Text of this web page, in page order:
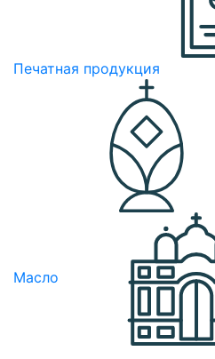
Печатная продукция
Масло